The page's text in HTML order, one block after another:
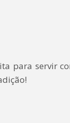
para servir